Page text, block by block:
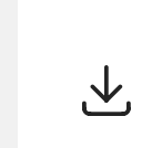
Импорт